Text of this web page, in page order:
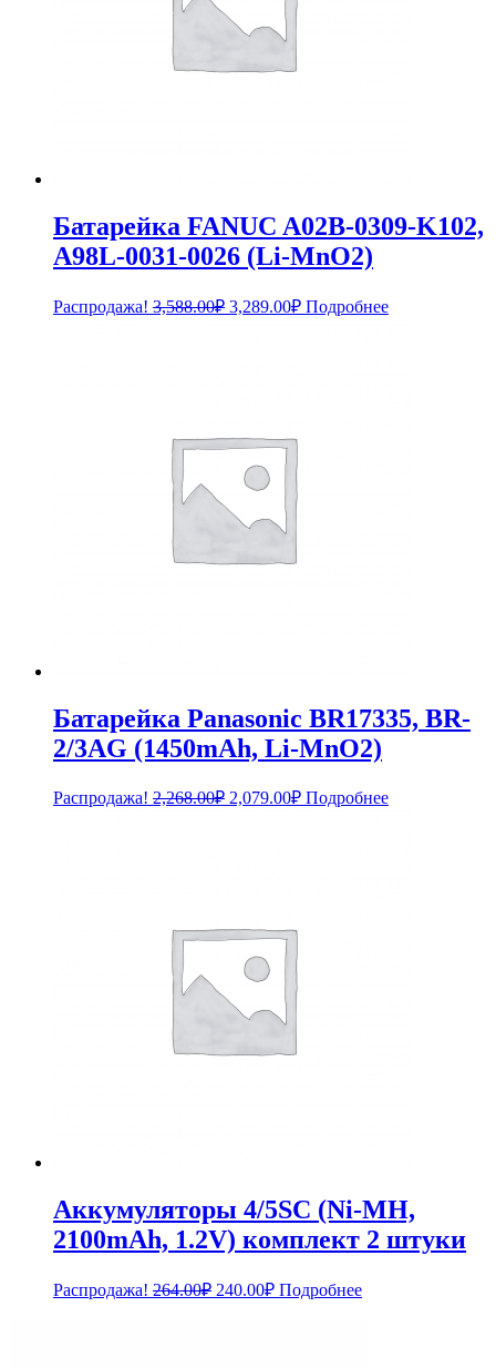
Батарейка FANUC A02B-0309-K102,
A98L-0031-0026 (Li-MnO2)
Распродажа! 3,588.00₽ Первоначальная
3,289.00₽Текущая
цена:
Подробнее
Батарейка Panasonic BR17335, BR-
2/3AG (1450mAh, Li-MnO2)
Распродажа! 2,268.00₽ Первоначальная
2,079.00₽Текущая
Подробнее
Аккумуляторы 4/5SC (Ni-MH,
2100mAh, 1.2V) комплект 2 штуки
Распродажа! 264.00₽ Первоначальная
240.00₽Текущая
цена:
Подробнее